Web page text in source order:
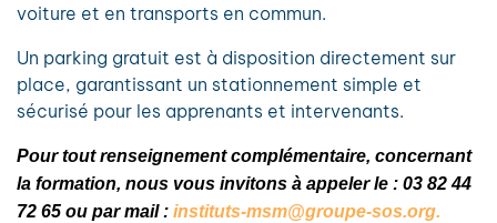
voiture et en transports en commun.
Un parking gratuit est à disposition directement sur
place, garantissant un stationnement simple et
sécurisé pour les apprenants et intervenants.
Pour tout renseignement complémentaire, concernant
la formation, nous vous invitons à appeler le : 03 82 44
72 65 ou par mail : instituts-msm@groupe-sos.org.